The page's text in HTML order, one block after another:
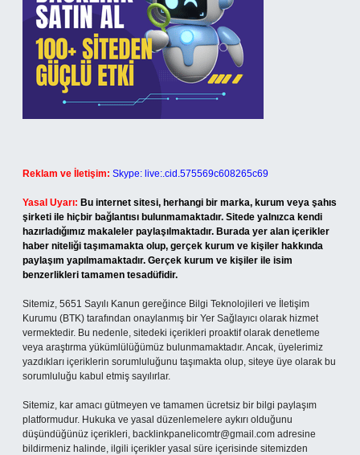
Reklam ve İletişim: Skype: live:.cid.575569c608265c69
Yasal Uyarı: Bu internet sitesi, herhangi bir marka, kurum veya şahıs
şirketi ile hiçbir bağlantısı bulunmamaktadır. Sitede yalnızca kendi
hazırladığımız makaleler paylaşılmaktadır. Burada yer alan içerikler
haber niteliği taşımamakta olup, gerçek kurum ve kişiler hakkında
paylaşım yapılmamaktadır. Gerçek kurum ve kişiler ile isim
benzerlikleri tamamen tesadüfidir.
Sitemiz, 5651 Sayılı Kanun gereğince Bilgi Teknolojileri ve İletişim
Kurumu (BTK) tarafından onaylanmış bir Yer Sağlayıcı olarak hizmet
vermektedir. Bu nedenle, sitedeki içerikleri proaktif olarak denetleme
veya araştırma yükümlülüğümüz bulunmamaktadır. Ancak, üyelerimiz
yazdıkları içeriklerin sorumluluğunu taşımakta olup, siteye üye olarak bu
sorumluluğu kabul etmiş sayılırlar.
Sitemiz, kar amacı gütmeyen ve tamamen ücretsiz bir bilgi paylaşım
platformudur. Hukuka ve yasal düzenlemelere aykırı olduğunu
düşündüğünüz içerikleri, backlinkpanelicomtr@gmail.com adresine
bildirmeniz halinde, ilgili içerikler yasal süre içerisinde sitemizden